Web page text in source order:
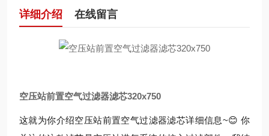
详细介绍 在线留言
空压站前置空气过滤器滤芯320x750
这就为你介绍空压站前置空气过滤器滤芯详细信息~😊 你